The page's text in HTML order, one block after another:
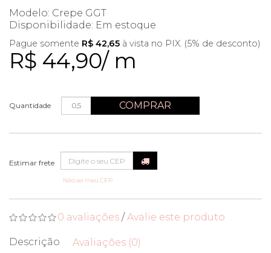
Modelo: Crepe GGT
Disponibilidade: Em estoque
R$ 44,90/ m
Pague somente R$ 42,65 à vista no PIX. (5% de desconto)
Quantidade COMPRAR
Não sei meu CEP
0 avaliações /Avalie este produto
Descrição Avaliações (0)